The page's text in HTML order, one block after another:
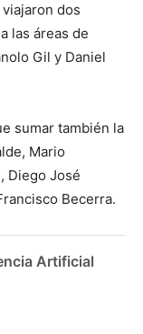
dos
las áreas de
Gil y Daniel
sumar también la
Mario
Diego José
Becerra.
Artificial